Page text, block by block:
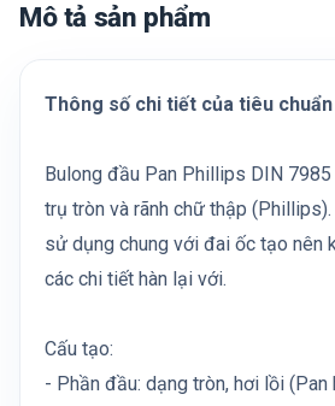
Mô tả sản phẩm
Thông số chi tiết của tiêu chuẩn
Bulong đầu Pan Phillips DIN
trụ tròn và rãnh chữ thập
sử dụng chung với đai ốc tạo nên
các chi tiết hàn lại với.
Cấu tạo:
- Phần đầu: dạng tròn, hơi lồi (Pan